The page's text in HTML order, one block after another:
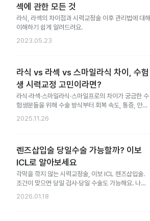
섹에 관한 모든 것
라식, 라섹의 차이점과 시력교정술 이후 관리법에 대해
이해하기 쉽게 알려드려요.
2023.05.23
라식 vs 라섹 vs 스마일라식 차이, 수험
생 시력교정 고민이라면?
라식·라섹·스마일라식·스마일프로의 차이가 궁금한 수
험생분들을 위해 수술 방식부터 회복 속도, 통증, 안전
성 차이까지 한 번에 정리했어요.
2025.11.26
렌즈삽입술 당일수술 가능할까? 이보
ICL로 알아보세요
각막을 깎지 않는 시력교정술, 이보 ICL 렌즈삽입술.
조건이 맞으면 당일 검사·당일 수술도 가능해요. 나에
게도 가능한지 지금 확인해 보세요.
2026.01.18